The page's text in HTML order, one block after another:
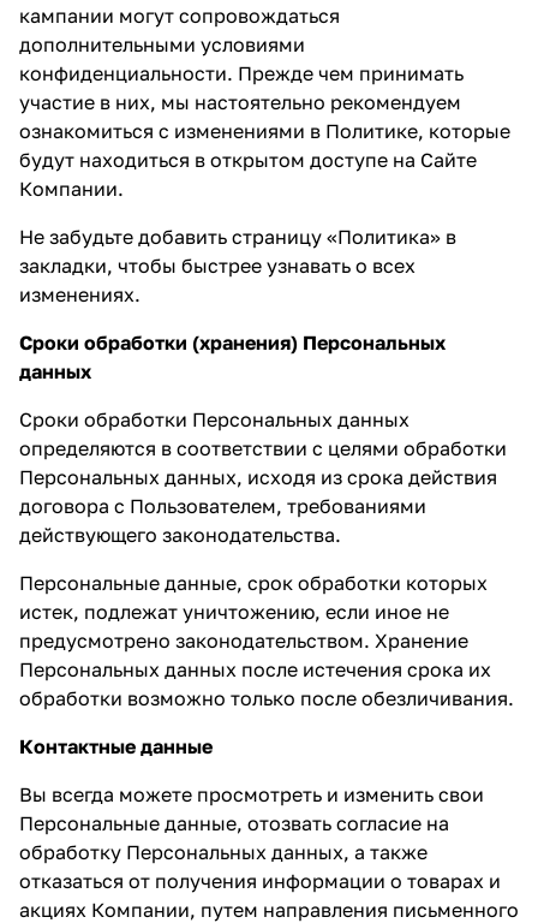
кампании могут сопровождаться
дополнительными условиями
конфиденциальности. Прежде чем принимать
участие в них, мы настоятельно рекомендуем
ознакомиться с изменениями в Политике, которые
будут находиться в открытом доступе на Сайте
Компании.
Не забудьте добавить страницу «Политика» в
закладки, чтобы быстрее узнавать о всех
изменениях.
Сроки обработки (хранения) Персональных
данных
Сроки обработки Персональных данных
определяются в соответствии с целями обработки
Персональных данных, исходя из срока действия
договора с Пользователем, требованиями
действующего законодательства.
Персональные данные, срок обработки которых
истек, подлежат уничтожению, если иное не
предусмотрено законодательством. Хранение
Персональных данных после истечения срока их
обработки возможно только после обезличивания.
Контактные данные
Вы всегда можете просмотреть и изменить свои
Персональные данные, отозвать согласие на
обработку Персональных данных, а также
отказаться от получения информации о товарах и
акциях Компании, путем направления письменного